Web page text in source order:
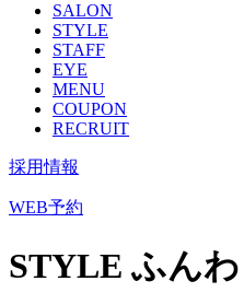
SALON
STYLE
STAFF
EYE
MENU
COUPON
RECRUIT
採用情報
WEB予約
STYLE ふん